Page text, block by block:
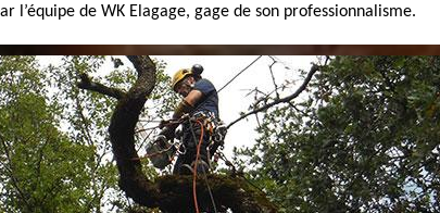
l’équipe de WK Elagage, gage de son professionnalisme.